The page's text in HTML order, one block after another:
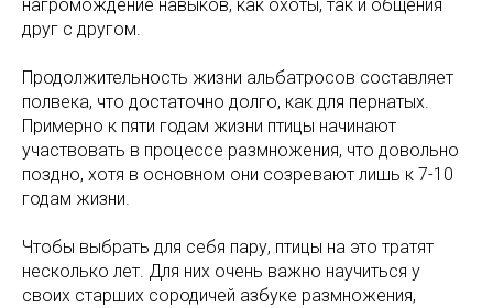
нагромождение навыков, как охоты, так и общения
друг с другом.
Продолжительность жизни альбатросов составляет
полвека, что достаточно долго, как для пернатых.
Примерно к пяти годам жизни птицы начинают
участвовать в процессе размножения, что довольно
поздно, хотя в основном они созревают лишь к 7-10
годам жизни.
Чтобы выбрать для себя пару, птицы на это тратят
несколько лет. Для них очень важно научиться у
своих старших сородичей азбуке размножения,